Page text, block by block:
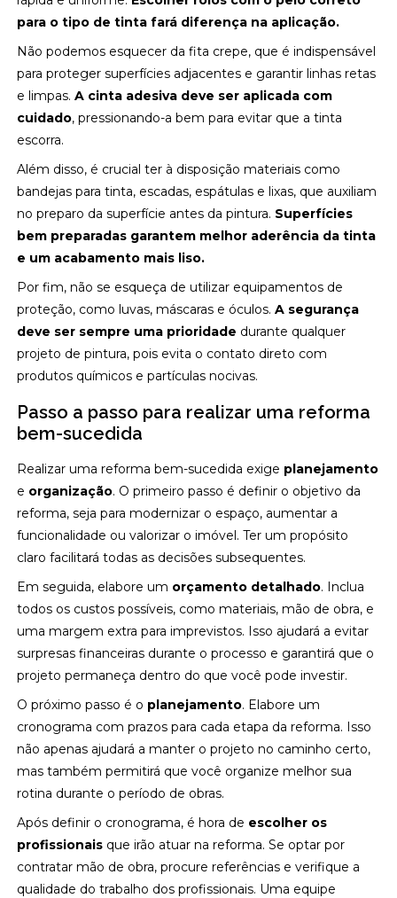
para o tipo de tinta fará diferença na aplicação.
Não podemos esquecer da fita crepe, que é indispensável
para proteger superfícies adjacentes e garantir linhas retas
e limpas.A cinta adesiva deve ser aplicada com
cuidado, pressionando-a bem para evitar que a tinta
escorra.
Além disso, é crucial ter à disposição materiais como
bandejas para tinta, escadas, espátulas e lixas, que auxiliam
no preparo da superfície antes da pintura. Superfícies
bem preparadas garantem melhor aderência da tinta
e um acabamento mais liso.
Por fim, não se esqueça de utilizar equipamentos de
proteção, como luvas, máscaras e óculos.A segurança
deve ser sempre uma prioridade durante qualquer
projeto de pintura, pois evita o contato direto com
produtos químicos e partículas nocivas.
Passo a passo para realizar uma reforma
bem-sucedida
Realizar uma reforma bem-sucedida exige planejamento
e organização. O primeiro passo é definir o objetivo da
reforma, seja para modernizar o espaço, aumentar a
funcionalidade ou valorizar o imóvel. Ter um propósito
claro facilitará todas as decisões subsequentes.
Em seguida, elabore um orçamento detalhado. Inclua
todos os custos possíveis, como materiais, mão de obra, e
uma margem extra para imprevistos. Isso ajudará a evitar
surpresas financeiras durante o processo e garantirá que o
projeto permaneça dentro do que você pode investir.
O próximo passo é o planejamento. Elabore um
cronograma com prazos para cada etapa da reforma. Isso
não apenas ajudará a manter o projeto no caminho certo,
mas também permitirá que você organize melhor sua
rotina durante o período de obras.
Após definir o cronograma, é hora de escolher os
profissionais que irão atuar na reforma. Se optar por
contratar mão de obra, procure referências e verifique a
qualidade do trabalho dos profissionais. Uma equipe